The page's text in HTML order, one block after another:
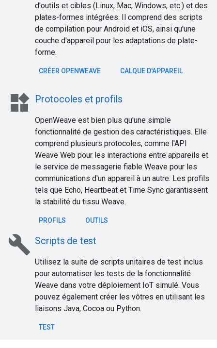
d'outils et cibles (Linux, Mac, Windows, etc.) et des
plates-formes intégrées. Il comprend des scripts
de compilation pour Android et iOS, ainsi qu'une
couche d'appareil pour les adaptations de plate-
forme.
CRÉER OPENWEAVE CALQUE D'APPAREIL
widgets Protocoles et profils
OpenWeave est bien plus qu'une simple
fonctionnalité de gestion des caractéristiques. Elle
comprend plusieurs protocoles, comme l'API
Weave Web pour les interactions entre appareils et
le service de messagerie fiable Weave pour les
communications d'un appareil à un autre. Les profils
tels que Echo, Heartbeat et Time Sync garantissent
la stabilité du tissu Weave.
PROFILS OUTILS
build Scripts de test
Utilisez la suite de scripts unitaires de test inclus
pour automatiser les tests de la fonctionnalité
Weave dans votre déploiement IoT simulé. Vous
pouvez également créer les vôtres en utilisant les
liaisons Java, Cocoa ou Python.
TEST